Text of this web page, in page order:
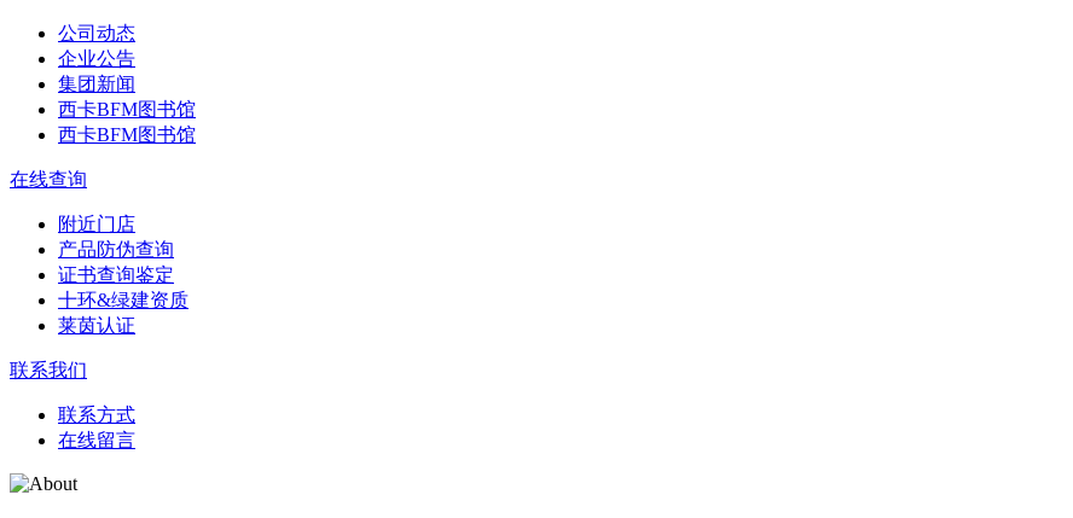
公司动态
企业公告
集团新闻
西卡BFM图书馆
西卡BFM图书馆
在线查询
附近门店
产品防伪查询
证书查询鉴定
十环&绿建资质
莱茵认证
联系我们
联系方式
在线留言